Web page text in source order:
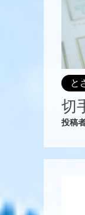
と
切
投稿